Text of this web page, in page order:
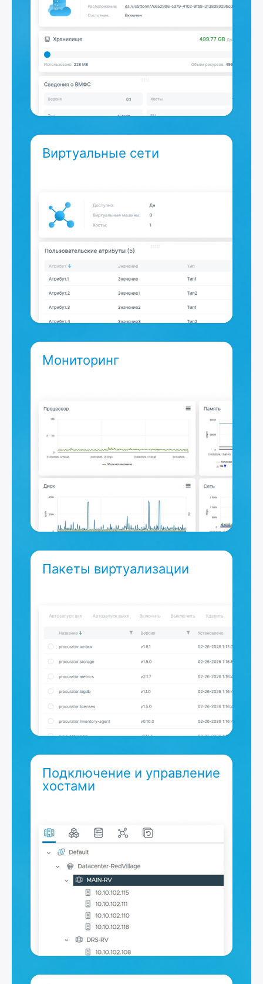
Виртуальные сети
Мониторинг
Пакеты виртуализации
Подключение и управление
хостами